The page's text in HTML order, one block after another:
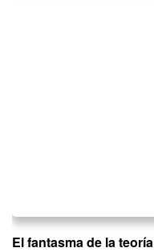
El fantasma de la teoría